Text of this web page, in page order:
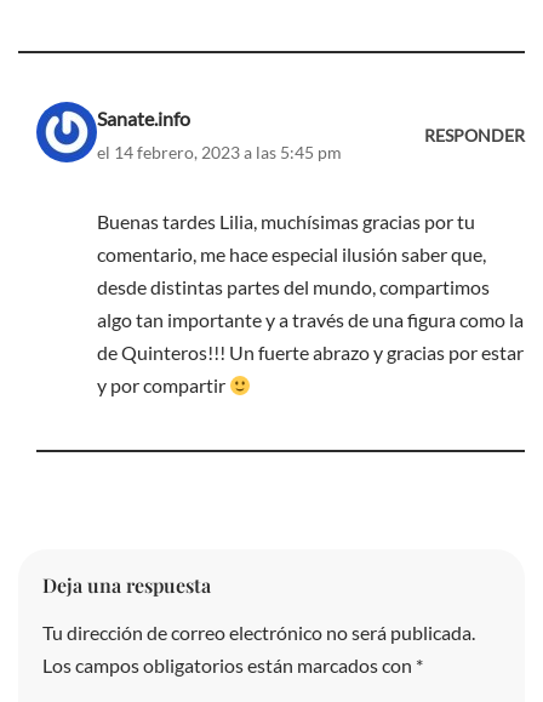
Sanate.info
el 14 febrero, 2023 a las 5:45 pm
RESPONDER
Buenas tardes Lilia, muchísimas gracias por tu
comentario, me hace especial ilusión saber que,
desde distintas partes del mundo, compartimos
algo tan importante y a través de una figura como la
de Quinteros!!! Un fuerte abrazo y gracias por estar
y por compartir
Deja una respuesta
Tu dirección de correo electrónico no será publicada.
Los campos obligatorios están marcados con *
A
lt